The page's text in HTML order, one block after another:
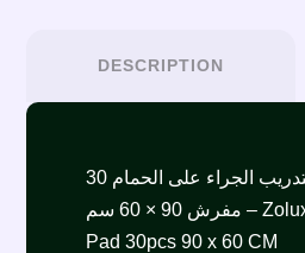
DESCRIPTION
زولكس فرش لتدريب الجراء على الحمام 30
مفرش 90 × 60 سم – Zolux Puppy Trainer
Pad 30pcs 90 x 60 CM